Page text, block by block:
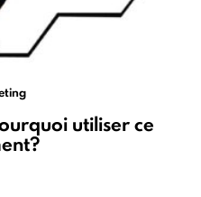
utiliser ce